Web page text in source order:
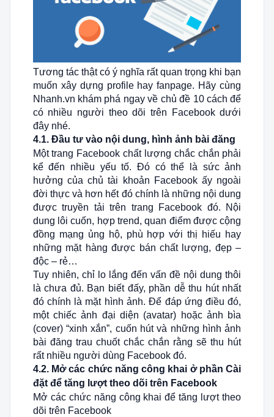
Tương tác thật có ý nghĩa rất quan trọng khi bạn
muốn xây dựng profile hay fanpage. Hãy cùng
Nhanh.vn khám phá ngay về chủ đề 10 cách để
có nhiều người theo dõi trên Facebook dưới
đây nhé.
4.1. Đầu tư vào nội dung, hình ảnh bài đăng
Một trang Facebook chất lượng chắc chắn phải
kể đến nhiều yếu tố. Đó có thể là sức ảnh
hưởng của chủ tài khoản Facebook ấy ngoài
đời thực và hơn hết đó chính là những nội dung
được truyền tải trên trang Facebook đó. Nội
dung lôi cuốn, hợp trend, quan điểm được cộng
đồng mạng ủng hộ, phù hợp với thị hiếu hay
những mặt hàng được bán chất lượng, đẹp –
độc – rẻ…
Tuy nhiên, chỉ lo lắng đến vấn đề nội dung thôi
là chưa đủ. Bạn biết đấy, phần dễ thu hút nhất
đó chính là mặt hình ảnh. Để đáp ứng điều đó,
một chiếc ảnh đại diện (avatar) hoặc ảnh bìa
(cover) “xinh xắn”, cuốn hút và những hình ảnh
bài đăng trau chuốt chắc chắn rằng sẽ thu hút
rất nhiều người dùng Facebook đó.
4.2. Mở các chức năng công khai ở phần Cài
đặt để tăng lượt theo dõi trên Facebook
Mở các chức năng công khai để tăng lượt theo
dõi trên Facebook